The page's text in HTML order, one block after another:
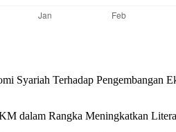
Syariah Terhadap
dalam Rangka Meningkatkan